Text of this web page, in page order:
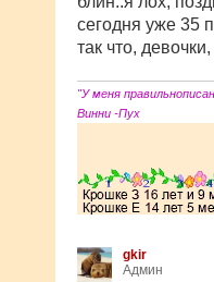
щ
е
и
сегодня уже 35
так что,
"У меня
Винни -Пух
gkir
Админ